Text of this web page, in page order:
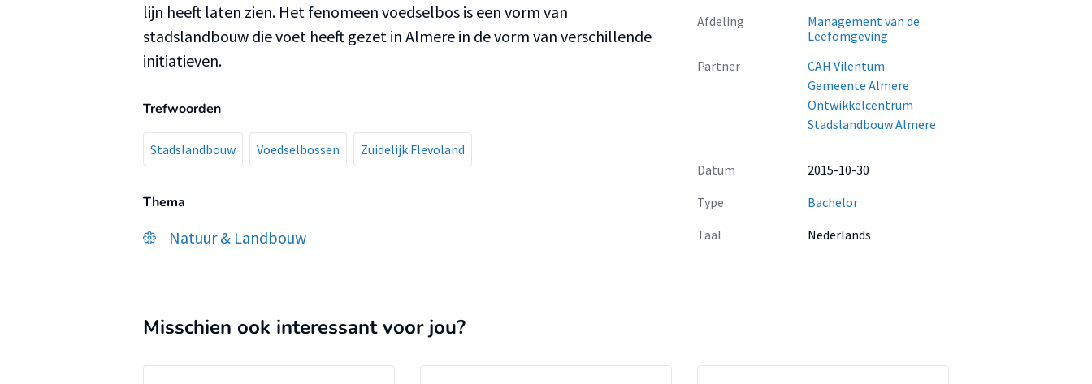
lijn heeft laten zien. Het fenomeen voedselbos is een vorm van
stadslandbouw die voet heeft gezet in Almere in de vorm van verschillende
initiatieven.
Trefwoorden
Stadslandbouw Voedselbossen Zuidelijk Flevoland
Thema
Natuur & Landbouw
Afdeling
Management van de
Leefomgeving
Partner
CAH Vilentum
Gemeente Almere
Ontwikkelcentrum
Stadslandbouw Almere
Datum
2015-10-30
Type
Bachelor
Taal
Nederlands
Misschien ook interessant voor jou?